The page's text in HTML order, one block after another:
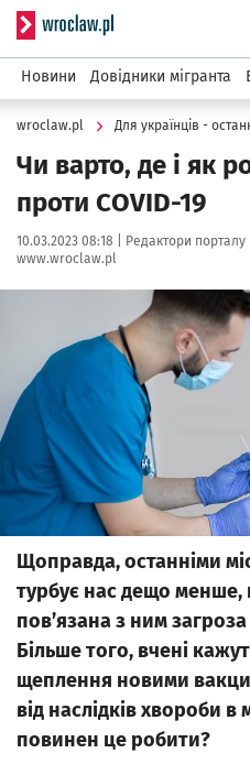
Serwis
Новини Довідники мігранта
wroclaw.pl Для українців -
Чи варто, де і як
проти COVID-19
Data publikacji:
10.03.2023 08:18 | Autor:
Редактори порталу
www.wroclaw.pl
Kliknij, aby powiększyć
Щоправда, останніми
турбує нас дещо менше,
пов’язана з ним
Більше того, вчені
щеплення новими
від наслідків хвороби в
повинен це робити?